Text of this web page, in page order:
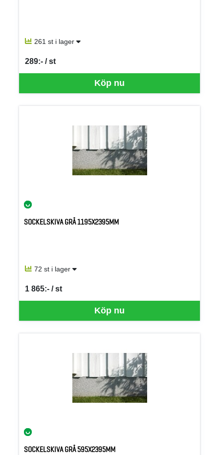
261 st i lager
Köp nu
289:- / st
SEK per ST
SOCKELSKIVA GRÅ 1195X2395MM
72 st i lager
Köp nu
1 865:- / st
SEK per ST
SOCKELSKIVA GRÅ 595X2395MM